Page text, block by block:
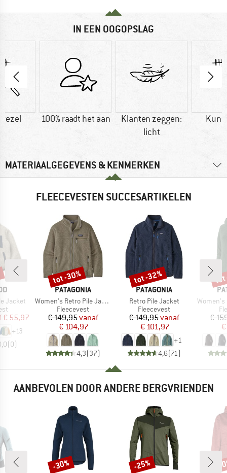
IN EEN OOGOPSLAG
100% raadt het aan
Klanten zeggen:
licht
MATERIAALGEGEVENS & KENMERKEN
FLEECEVESTEN SUCCESARTIKELEN
Jacket
prijs
€ 55,97
+13
(0)
MERK
PATAGONIA
Artikel
Women's Retro Pile Jacket
Productgroep
Fleecevest
Prijs
€ 149,95Verlaagde prijs
vanaf
€ 104,97
4,3(37)
Korting
tot -30%
MERK
PATAGONIA
Artikel
Retro Pile Jacket
Productgroep
Fleecevest
Prijs
€ 149,95Verlaagde prijs
vanaf
€ 101,97
+1
4,6(71 )
Korting
tot -32%
Artikel
Women's R1
€
AANBEVOLEN DOOR ANDERE BERGVRIENDEN
Korting
-30% Korting
-25% -